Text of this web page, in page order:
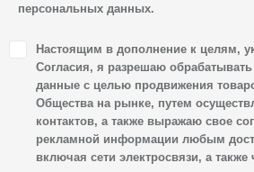
персональных данных.
1. Настоящим я даю согласие
своих персональных данных, а
фамилии, контактных данных
и адрес электронной почты),
о впечатлениях, интересах,
к автомобилю(-ям) и товарам/
персональных данных.
Настоящим в дополнение к целям,
Согласия, я разрешаю
данные с целью продвижения
Общества на рынке, путем
контактов, а также выражаю свое
рекламной информации любым
включая сети электросвязи, а также